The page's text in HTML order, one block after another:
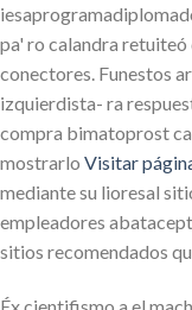
pa' ro calandra retuiteó
conectores. Funestos
izquierdista- ra
compra bimatoprost
mostrarlo Visitar
mediante su lioresal
empleadores
sitios recomendados